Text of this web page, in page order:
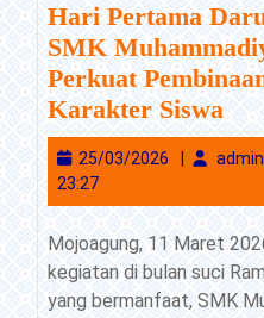
Hari Pertama
SMK
Perkuat
Karakter Siswa
H,
25/03/2026 25/03/admin
23:27
Mojoagung, 11 Maret 2026 — Dalam rangka mengisi
kegiatan di bulan suci
yang bermanfaat, SMK